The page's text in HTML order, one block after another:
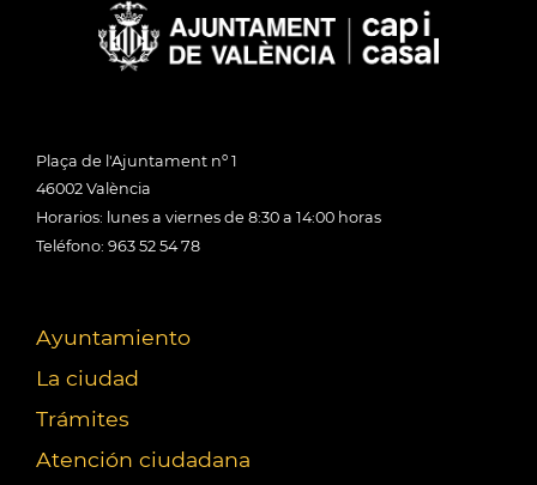
Plaça de l'Ajuntament nº 1
46002 València
Horarios: lunes a viernes de 8:30 a 14:00 horas
Teléfono: 963 52 54 78
Ayuntamiento
La ciudad
Trámites
Atención ciudadana